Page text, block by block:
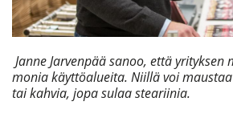
Janne Jarvenpää sanoo, että
monia käyttöalueita. Niillä voi
tai kahvia, jopa sulaa steariinia.